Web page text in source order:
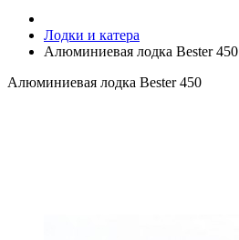
Лодки и катера
Алюминиевая лодка Bester 450
Алюминиевая лодка Bester 450